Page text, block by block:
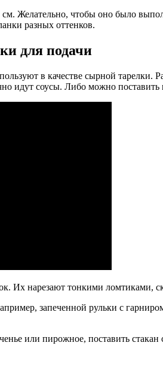
Желательно, чтобы оно было
разных оттенков.
для подачи
в качестве сырной
идут соусы. Либо можно
Их нарезают тонкими
запеченной рульки с
или пирожное, поставить